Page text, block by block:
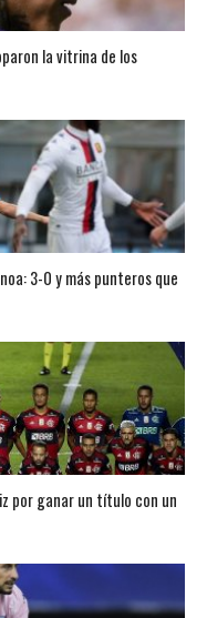
la vitrina de los
3-0 y más punteros que
por ganar un título con un